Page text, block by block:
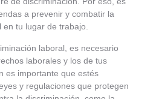
a prevenir y combatir la
tu lugar de trabajo.
laboral, es necesario
laborales y los de tus
es importante que estés
y regulaciones que protegen